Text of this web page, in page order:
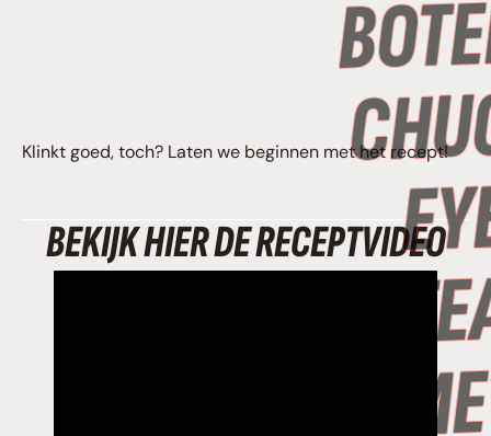
Klinkt goed, toch? Laten we beginnen met het recept!
BEKIJK HIER DE RECEPTVIDEO